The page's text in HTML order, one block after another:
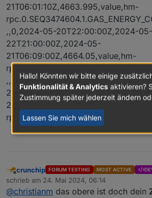
21T06:01:10Z,4663.995,value,hm-
,,0,2024-05-20T22:00:00Z,2024-05-
22T21:00:00Z,2024-05-
21T06:09:00Z,4664.05,value,hm-
,,0,2024-05-20T22:00:00Z,2024-05-
22T21:00:00Z,2024-05-
Offline
crunchip FORUM TESTING MOST ACTIVE
schrieb am 24. Mai 2024, 06:14
zuletzt editiert von
@christianm das obere ist doch dein
Hallo! Könnten wir bitte einige
Funktionalität & Analytics aktivieren?
Zustimmung später jederzeit ändern
Lassen Sie mich wählen